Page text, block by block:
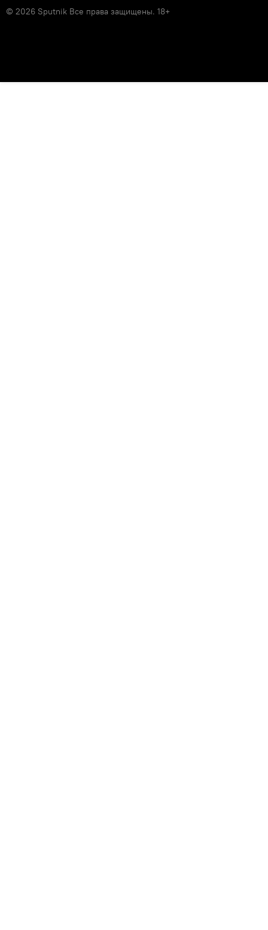
© 2026 Sputnik Все права защищены. 18+